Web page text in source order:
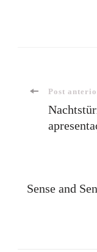
Post
Sense and